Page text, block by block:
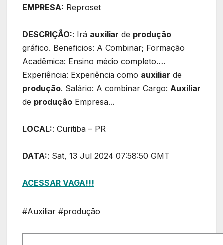
EMPRESA: Reproset
DESCRIÇÃO:: Irá auxiliar de produção
gráfico. Beneficios: A Combinar; Formação
Acadêmica: Ensino médio completo….
Experiência: Experiência como auxiliar de
produção. Salário: A combinar Cargo: Auxiliar
de produção Empresa…
LOCAL:: Curitiba – PR
DATA:: Sat, 13 Jul 2024 07:58:50 GMT
ACESSAR VAGA!!!
#Auxiliar #produção